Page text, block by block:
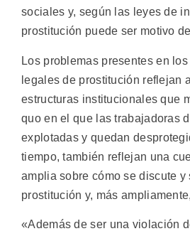
sociales y, según las leyes de
prostitución puede ser motivo
Los problemas presentes en
legales de prostitución reflejan
estructuras institucionales que
quo en el que las trabajadoras
explotadas y quedan
tiempo, también reflejan una
amplia sobre cómo se discute y
prostitución y, más
«Además de ser una violación